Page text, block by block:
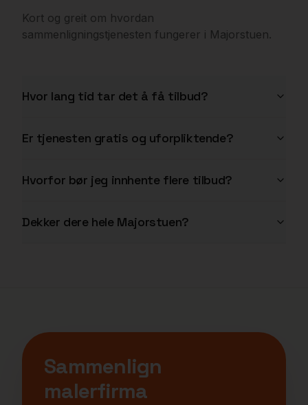
Kort og greit om hvordan
sammenligningstjenesten fungerer i Majorstuen.
Hvor lang tid tar det å få tilbud?
Er tjenesten gratis og uforpliktende?
Hvorfor bør jeg innhente flere tilbud?
Dekker dere hele Majorstuen?
Sammenlign
malerfirma